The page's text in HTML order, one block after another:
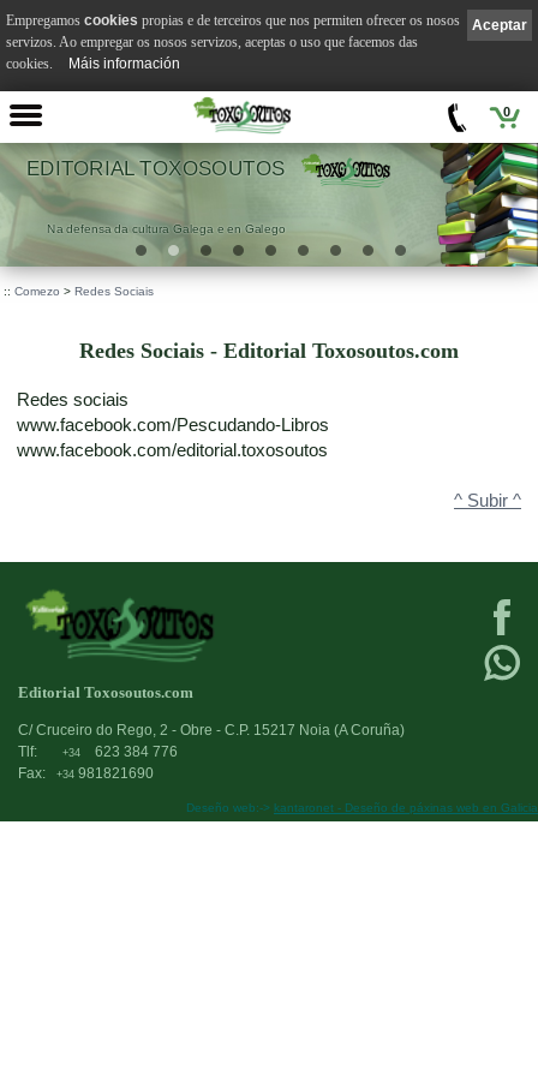
0
TOXOSOUTOS
da cultura Galega e en Galego
:: Comezo > Redes Sociais
Redes Sociais - Editorial Toxosoutos.com
Redes sociais
www.facebook.com/Pescudando-Libros
www.facebook.com/editorial.toxosoutos
^ Subir ^
Editorial Toxosoutos.com
C/ Cruceiro do Rego, 2 - Obre - C.P. 15217 Noia (A Coruña)
Tlf:
+34
623 384 776
Fax:
+34 981821690
Deseño web:-> kantaronet - Deseño de páxinas web en Galicia
Aceptar
Empregamos cookies propias e de terceiros que nos permiten ofrecer os nosos
servizos. Ao empregar os nosos servizos, aceptas o uso que facemos das
cookies.
Máis información